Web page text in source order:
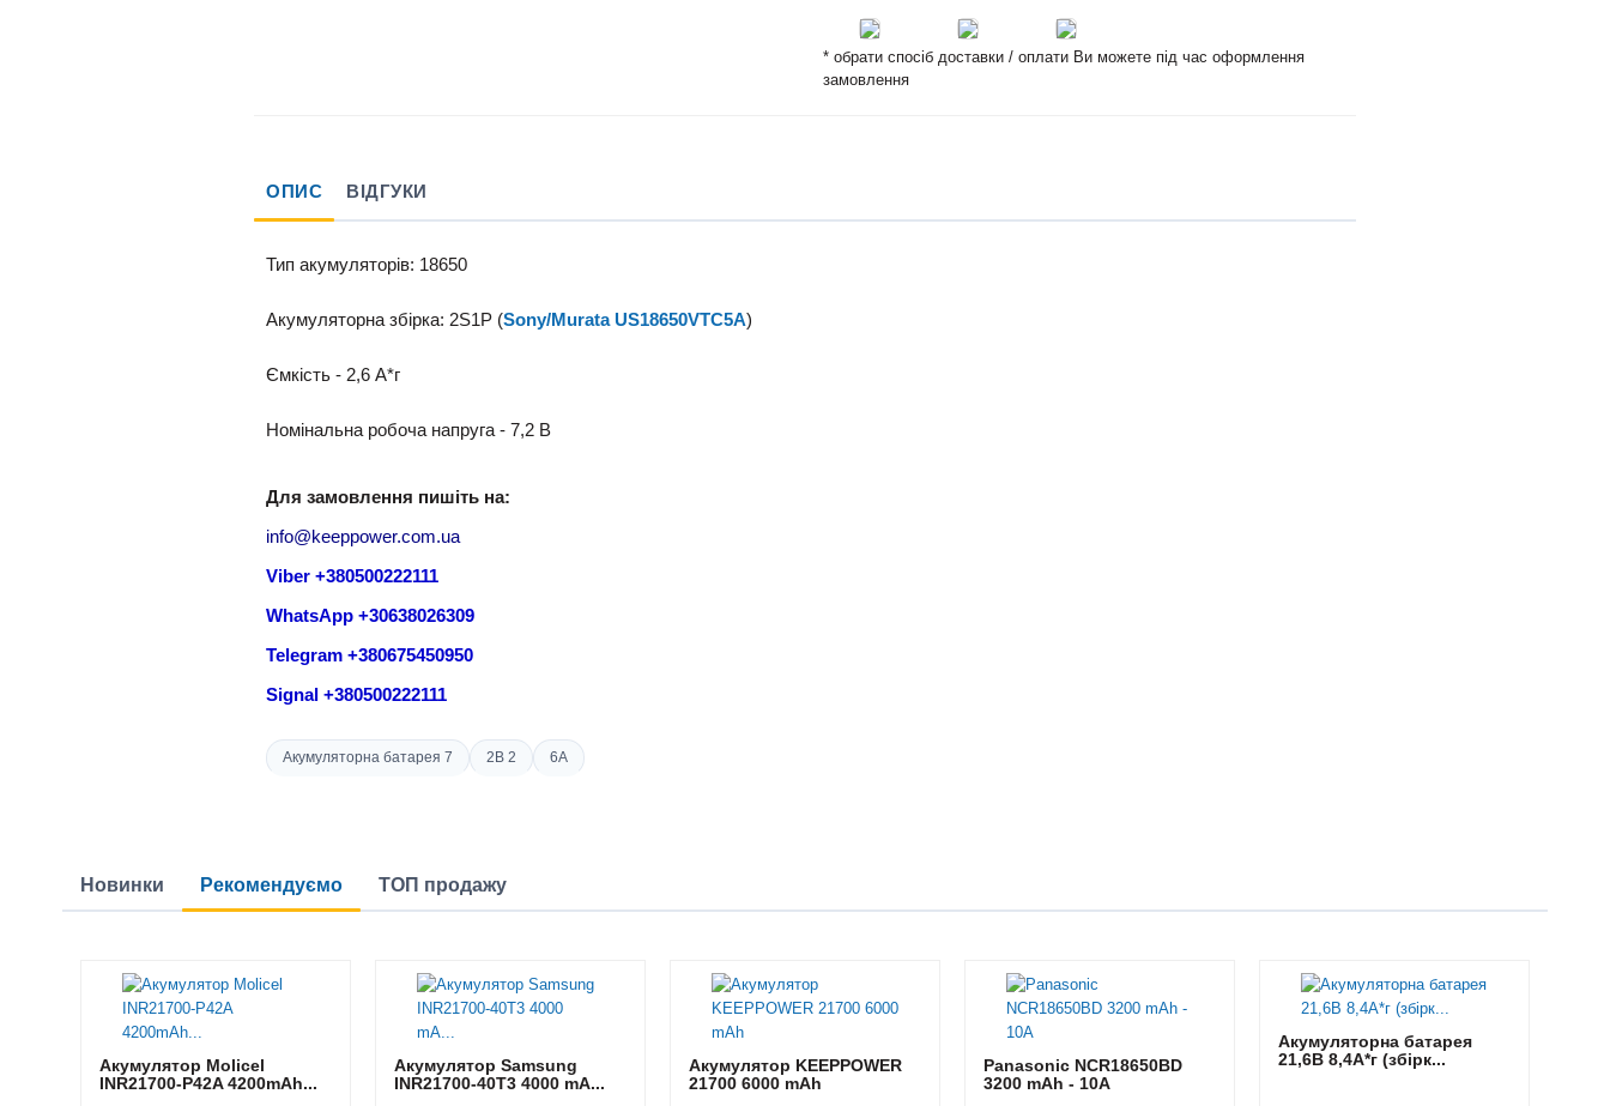
* обрати спосіб доставки / оплати Ви можете під час оформлення
замовлення
ОПИС ВІДГУКИ
Тип акумуляторів: 18650
Акумуляторна збірка: 2S1P (Sony/Murata US18650VTC5A)
Ємкість - 2,6 A*г
Номінальна робоча напруга - 7,2 B
Для замовлення пишіть на:
info@keeppower.com.ua
Viber +380500222111
WhatsApp +30638026309
Telegram +380675450950
Signal +380500222111
Акумуляторна батарея 7 2В 2 6A
Новинки Рекомендуємо ТОП продажу
Акумулятор Molicel
INR21700-P42A 4200mAh...
Акумулятор Samsung
INR21700-40T3 4000 mA...
Акумулятор KEEPPOWER
21700 6000 mAh
Panasonic NCR18650BD
3200 mAh - 10А
Акумуляторна батарея
21,6В 8,4A*г (збірк...